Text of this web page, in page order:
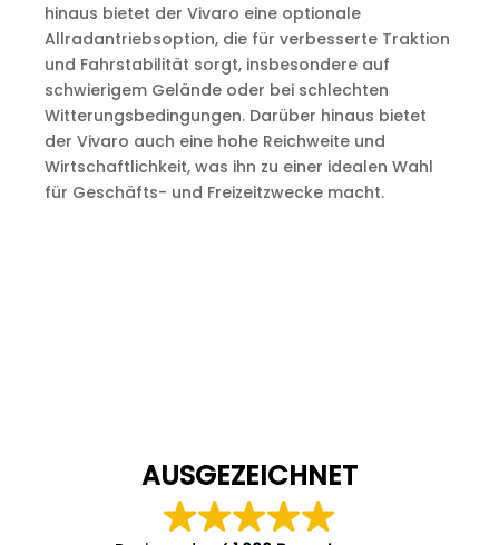
hinaus bietet der Vivaro eine optionale
Allradantriebsoption, die für verbesserte Traktion
und Fahrstabilität sorgt, insbesondere auf
schwierigem Gelände oder bei schlechten
Witterungsbedingungen. Darüber hinaus bietet
der Vivaro auch eine hohe Reichweite und
Wirtschaftlichkeit, was ihn zu einer idealen Wahl
für Geschäfts- und Freizeitzwecke macht.
AUSGEZEICHNET